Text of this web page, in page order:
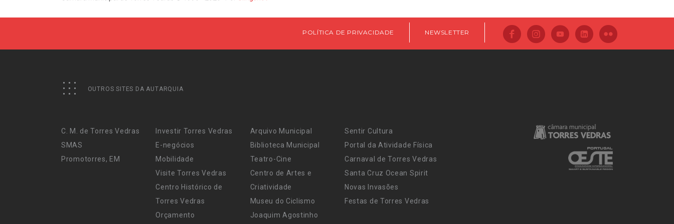
POLÍTICA DE PRIVACIDADE NEWSLETTER
OUTROS SITES DA AUTARQUIA
C. M. de Torres Vedras
SMAS
Promotorres, EM
Investir Torres Vedras
E-negócios
Mobilidade
Visite Torres Vedras
Centro Histórico de
Torres Vedras
Orçamento
Arquivo Municipal
Biblioteca Municipal
Teatro-Cine
Centro de Artes e
Criatividade
Museu do Ciclismo
Joaquim Agostinho
Sentir Cultura
Portal da Atividade Física
Carnaval de Torres Vedras
Santa Cruz Ocean Spirit
Novas Invasões
Festas de Torres Vedras